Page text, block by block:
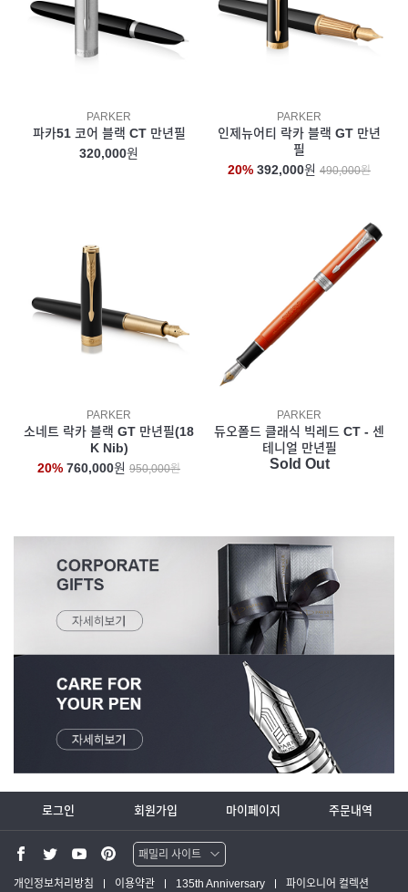
PARKER
파카51 코어 블랙 CT 만년필
320,000원
PARKER
인제뉴어티 락카 블랙 GT 만년
필
20% 392,000원 490,000원
PARKER
소네트 락카 블랙 GT 만년필(18
K Nib)
20% 760,000원 950,000원
PARKER
듀오폴드 클래식 빅레드 CT - 센
테니얼 만년필
Sold Out
로그인 회원가입 마이페이지 주문내역
패밀리 사이트
워터맨 쇼핑몰
개인정보처리방침 이용약관 135th Anniversary 파이오니어 컬렉션